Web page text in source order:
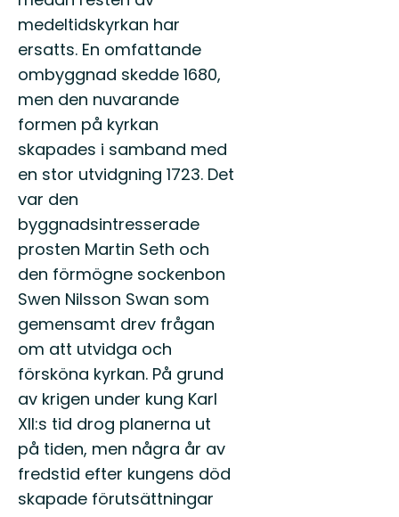
medeltidskyrkan har
ersatts. En omfattande
ombyggnad skedde 1680,
men den nuvarande
formen på kyrkan
skapades i samband med
en stor utvidgning 1723. Det
var den
byggnadsintresserade
prosten Martin Seth och
den förmögne sockenbon
Swen Nilsson Swan som
gemensamt drev frågan
om att utvidga och
försköna kyrkan. På grund
av krigen under kung Karl
XII:s tid drog planerna ut
på tiden, men några år av
fredstid efter kungens död
skapade förutsättningar